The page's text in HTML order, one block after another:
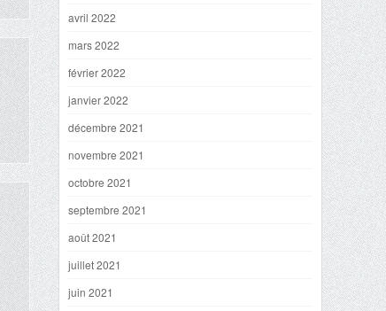
avril 2022
mars 2022
février 2022
janvier 2022
décembre 2021
novembre 2021
octobre 2021
septembre 2021
août 2021
juillet 2021
juin 2021